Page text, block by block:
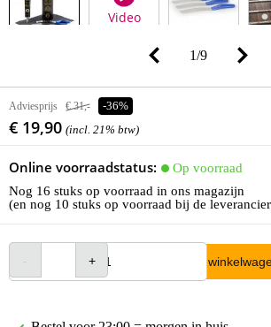
Video
1/9
Adviesprijs € 31,- -36%
€ 19,90 (incl. 21% btw)
Online voorraadstatus:
Op voorraad
Nog 16 stuks op voorraad in ons magazijn
(en nog 10 stuks op voorraad bij de
In